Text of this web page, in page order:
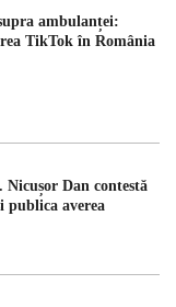
ambulanței:
TikTok în România
Dan contestă
publica averea